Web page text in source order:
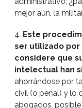
mejor aún, la
4. Este
ser utilizado
considere que
intelectual han
ahorrándose por
civil (o penal) y lo
abogados,